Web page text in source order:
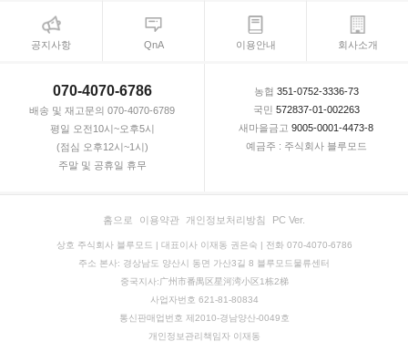
공지사항 QnA 이용안내 회사소개
070-4070-6786
배송 및 재고문의 070-4070-6789
평일 오전10시~오후5시
(점심 오후12시~1시)
주말 및 공휴일 휴무
농협 351-0752-3336-73
국민 572837-01-002263
새마을금고 9005-0001-4473-8
예금주 : 주식회사 블루모드
홈으로 이용약관 개인정보처리방침 PC Ver.
상호 주식회사 블루모드 | 대표이사 이재동 권은숙 | 전화 070-4070-6786
주소 본사: 경상남도 양산시 동면 가산3길 8 블루모드물류센터
중국지사:广州市番禺区星河湾小区1栋2梯
사업자번호 621-81-80834
통신판매업번호 제2010-경남양산-0049호
개인정보관리책임자 이재동